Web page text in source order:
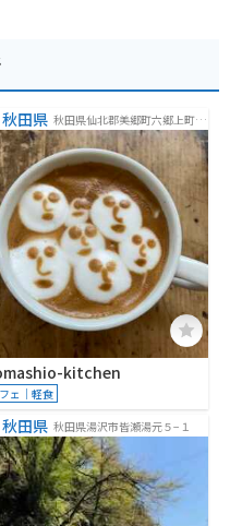
秋田県 秋田県仙北郡美郷町六郷上町４
９−３
kitchen
ェ｜軽食
秋田県 秋田県湯沢市皆瀬湯元５−１